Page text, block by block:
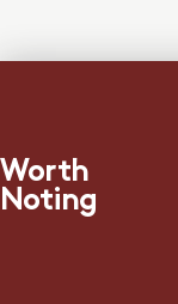
Worth
Noting